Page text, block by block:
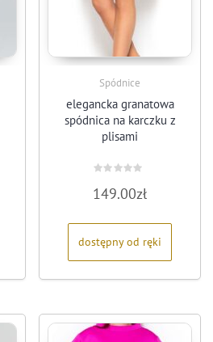
Spódnice
elegancka granatowa
spódnica na karczku z
plisami
0
na
149.00zł
dostępny od ręki